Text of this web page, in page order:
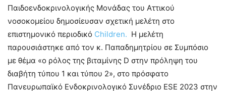
Παιδοενδοκρινολογικής Μονάδας του Αττικού
νοσοκομείου δημοσίευσαν σχετική μελέτη στο
επιστημονικό περιοδικό Children. Η μελέτη
παρουσιάστηκε από τον κ. Παπαδημητρίου σε Συμπόσιο
με θέμα «ο ρόλος της βιταμίνης D στην πρόληψη του
διαβήτη τύπου 1 και τύπου 2», στο πρόσφατο
Πανευρωπαϊκό Ενδοκρινολογικό Συνέδριο ESE 2023 στην